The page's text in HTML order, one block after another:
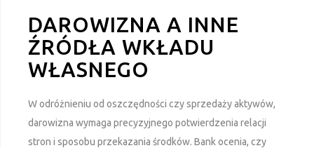
DAROWIZNA A INNE
ŹRÓDŁA WKŁADU
WŁASNEGO
W odróżnieniu od oszczędności czy sprzedaży aktywów,
darowizna wymaga precyzyjnego potwierdzenia relacji
stron i sposobu przekazania środków. Bank ocenia, czy